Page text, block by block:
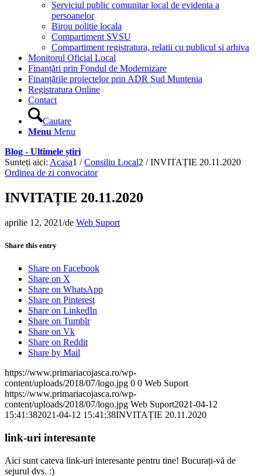
Serviciul public comunitar local de evidenta a
persoanelor
Birou politie locala
Compartiment SVSU
Compartiment registratura, relatii cu publicul si arhiva
Monitorul Oficial Local
Finanțări prin Fondul de Modernizare
Finanțările proiectelor prin ADR Sud Muntenia
Registratura Online
Contact
Cautare
Menu Menu
Blog - Ultimele știri
Sunteți aici: Acasa1 / Consiliu Local2 / INVITAȚIE 20.11.2020
Ordinea de zi convocator
INVITAȚIE 20.11.2020
aprilie 12, 2021/de Web Suport
Share this entry
Share on Facebook
Share on X
Share on WhatsApp
Share on Pinterest
Share on LinkedIn
Share on Tumblr
Share on Vk
Share on Reddit
Share by Mail
https://www.primariacojasca.ro/wp-
content/uploads/2018/07/logo.jpg 0 0 Web Suport
https://www.primariacojasca.ro/wp-
content/uploads/2018/07/logo.jpg Web Suport2021-04-12
15:41:382021-04-12 15:41:38INVITAȚIE 20.11.2020
link-uri interesante
Aici sunt cateva link-uri interesante pentru tine! Bucurați-vă de
sejurul dvs. :)